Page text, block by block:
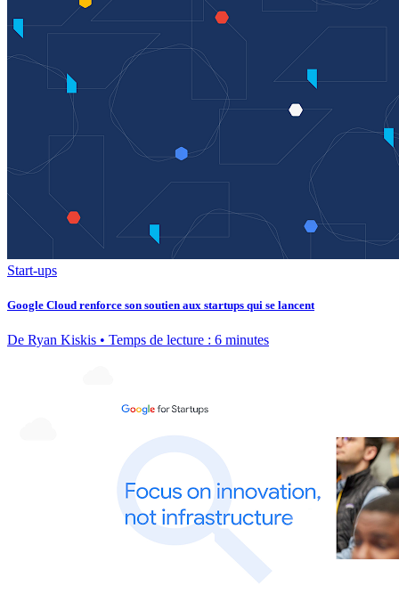
Start-ups
Google Cloud renforce son soutien aux startups qui se lancent
De Ryan Kiskis • Temps de lecture : 6 minutes